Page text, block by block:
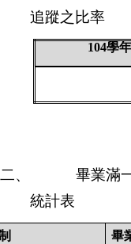
追蹤之比率
104學
二、 畢業滿
統計表
畢